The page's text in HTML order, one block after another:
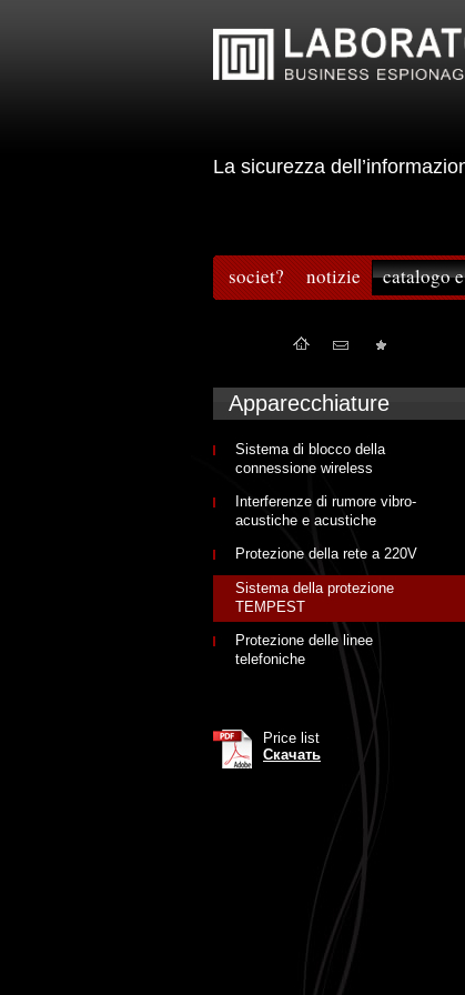
La sicurezza
societ? notizie catalogo
Apparecchiature
Sistema di blocco della
connessione wireless
Interferenze di rumore vibro-
acustiche e acustiche
Protezione della rete a 220V
Sistema della protezione
TEMPEST
Protezione delle linee
telefoniche
Price list
Скачать